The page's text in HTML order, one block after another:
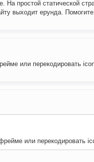
На простой статической
выходит ерунда.
или перекодировать
или перекодировать